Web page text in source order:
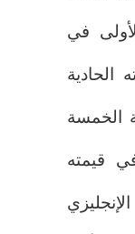
في
الخمسة
قيمته